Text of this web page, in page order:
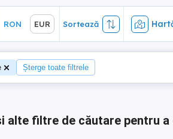
RON EUR Sortează
Șterge toate filtrele
alte filtre de căutare pentru